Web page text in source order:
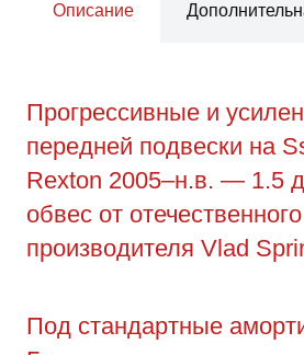
Описание
Прогрессивные и
передней подвески на
Rexton 2005–н.в. — 1.5
обвес от отечественного
производителя Vlad
Под стандартные